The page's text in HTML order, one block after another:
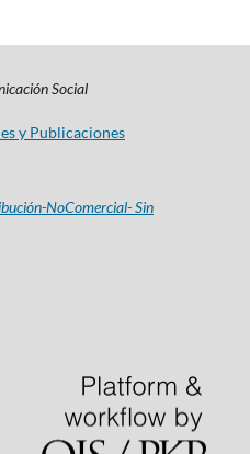
Social
y Publicaciones
NoComercial- Sin